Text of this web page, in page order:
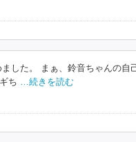
た。 まぁ、鈴音ちゃんの自
ち …続きを読む